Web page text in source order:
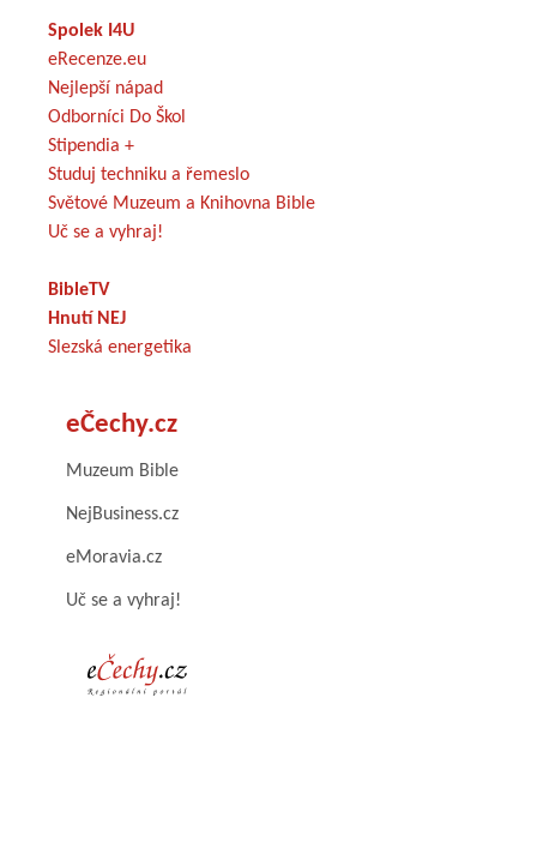
Spolek I4U
eRecenze.eu
Nejlepší nápad
Odborníci Do Škol
Stipendia +
Studuj techniku a řemeslo
Světové Muzeum a Knihovna Bible
Uč se a vyhraj!
BibleTV
Hnutí NEJ
Slezská energetika
eČechy.cz
Muzeum Bible
NejBusiness.cz
eMoravia.cz
Uč se a vyhraj!